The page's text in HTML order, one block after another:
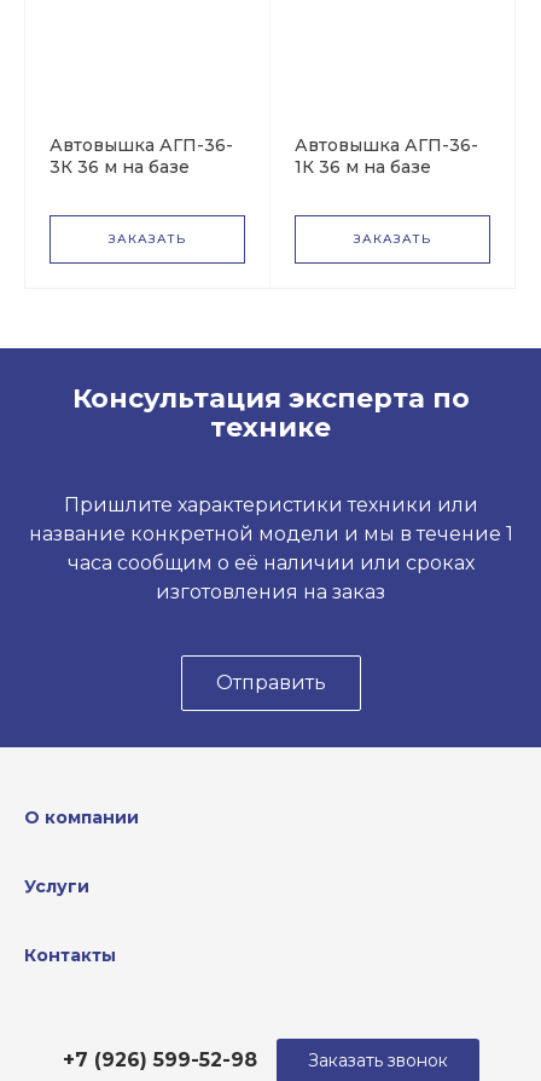
Автовышка АГП-36-
3К 36 м на базе
ЗАКАЗАТЬ
Автовышка АГП-36-
1К 36 м на базе
ЗАКАЗАТЬ
Консультация эксперта по
технике
Пришлите характеристики техники или
название конкретной модели и мы в течение 1
часа сообщим о её наличии или сроках
изготовления на заказ
Отправить
О компании
Услуги
Контакты
+7 (926) 599-52-98 Заказать звонок